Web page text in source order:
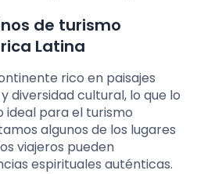
de turismo
Latina
rico en paisajes
diversidad cultural, lo que lo
ideal para el turismo
algunos de los lugares
viajeros pueden
espirituales auténticas.